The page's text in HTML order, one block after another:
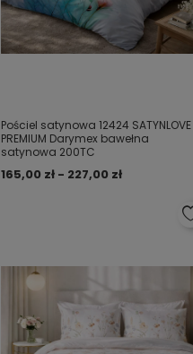
Pościel satynowa 12424 SATYNLOVE
PREMIUM Darymex bawełna
satynowa 200TC
165,00 zł - 227,00 zł